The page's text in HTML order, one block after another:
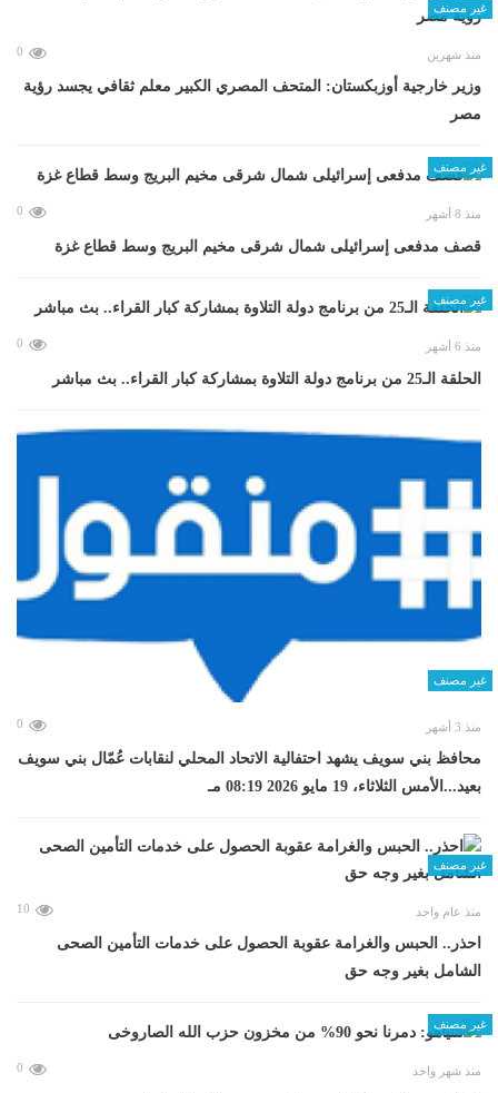
غير مصنف
منذ شهرين 0
وزير خارجية أوزبكستان: المتحف المصري الكبير معلم ثقافي يجسد رؤية
مصر
غير مصنف
منذ 8 أشهر 0
قصف مدفعى إسرائيلى شمال شرقى مخيم البريج وسط قطاع غزة
غير مصنف
منذ 6 أشهر 0
الحلقة الـ25 من برنامج دولة التلاوة بمشاركة كبار القراء.. بث مباشر
غير مصنف
منذ 3 أشهر 0
محافظ بني سويف يشهد احتفالية الاتحاد المحلي لنقابات عُمّال بني سويف
بعيد...الأمس الثلاثاء، 19 مايو 2026 08:19 مـ
غير مصنف
منذ عام واحد 10
احذر.. الحبس والغرامة عقوبة الحصول على خدمات التأمين الصحى
الشامل بغير وجه حق
غير مصنف
منذ شهر واحد 0